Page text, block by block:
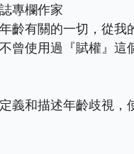
專欄作家
有關的一切，從我
曾使用過『賦權』這
義和描述年齡歧視，